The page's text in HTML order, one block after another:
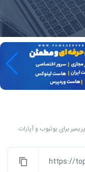
پریمیر برای یوتیوب و آپارات
https://